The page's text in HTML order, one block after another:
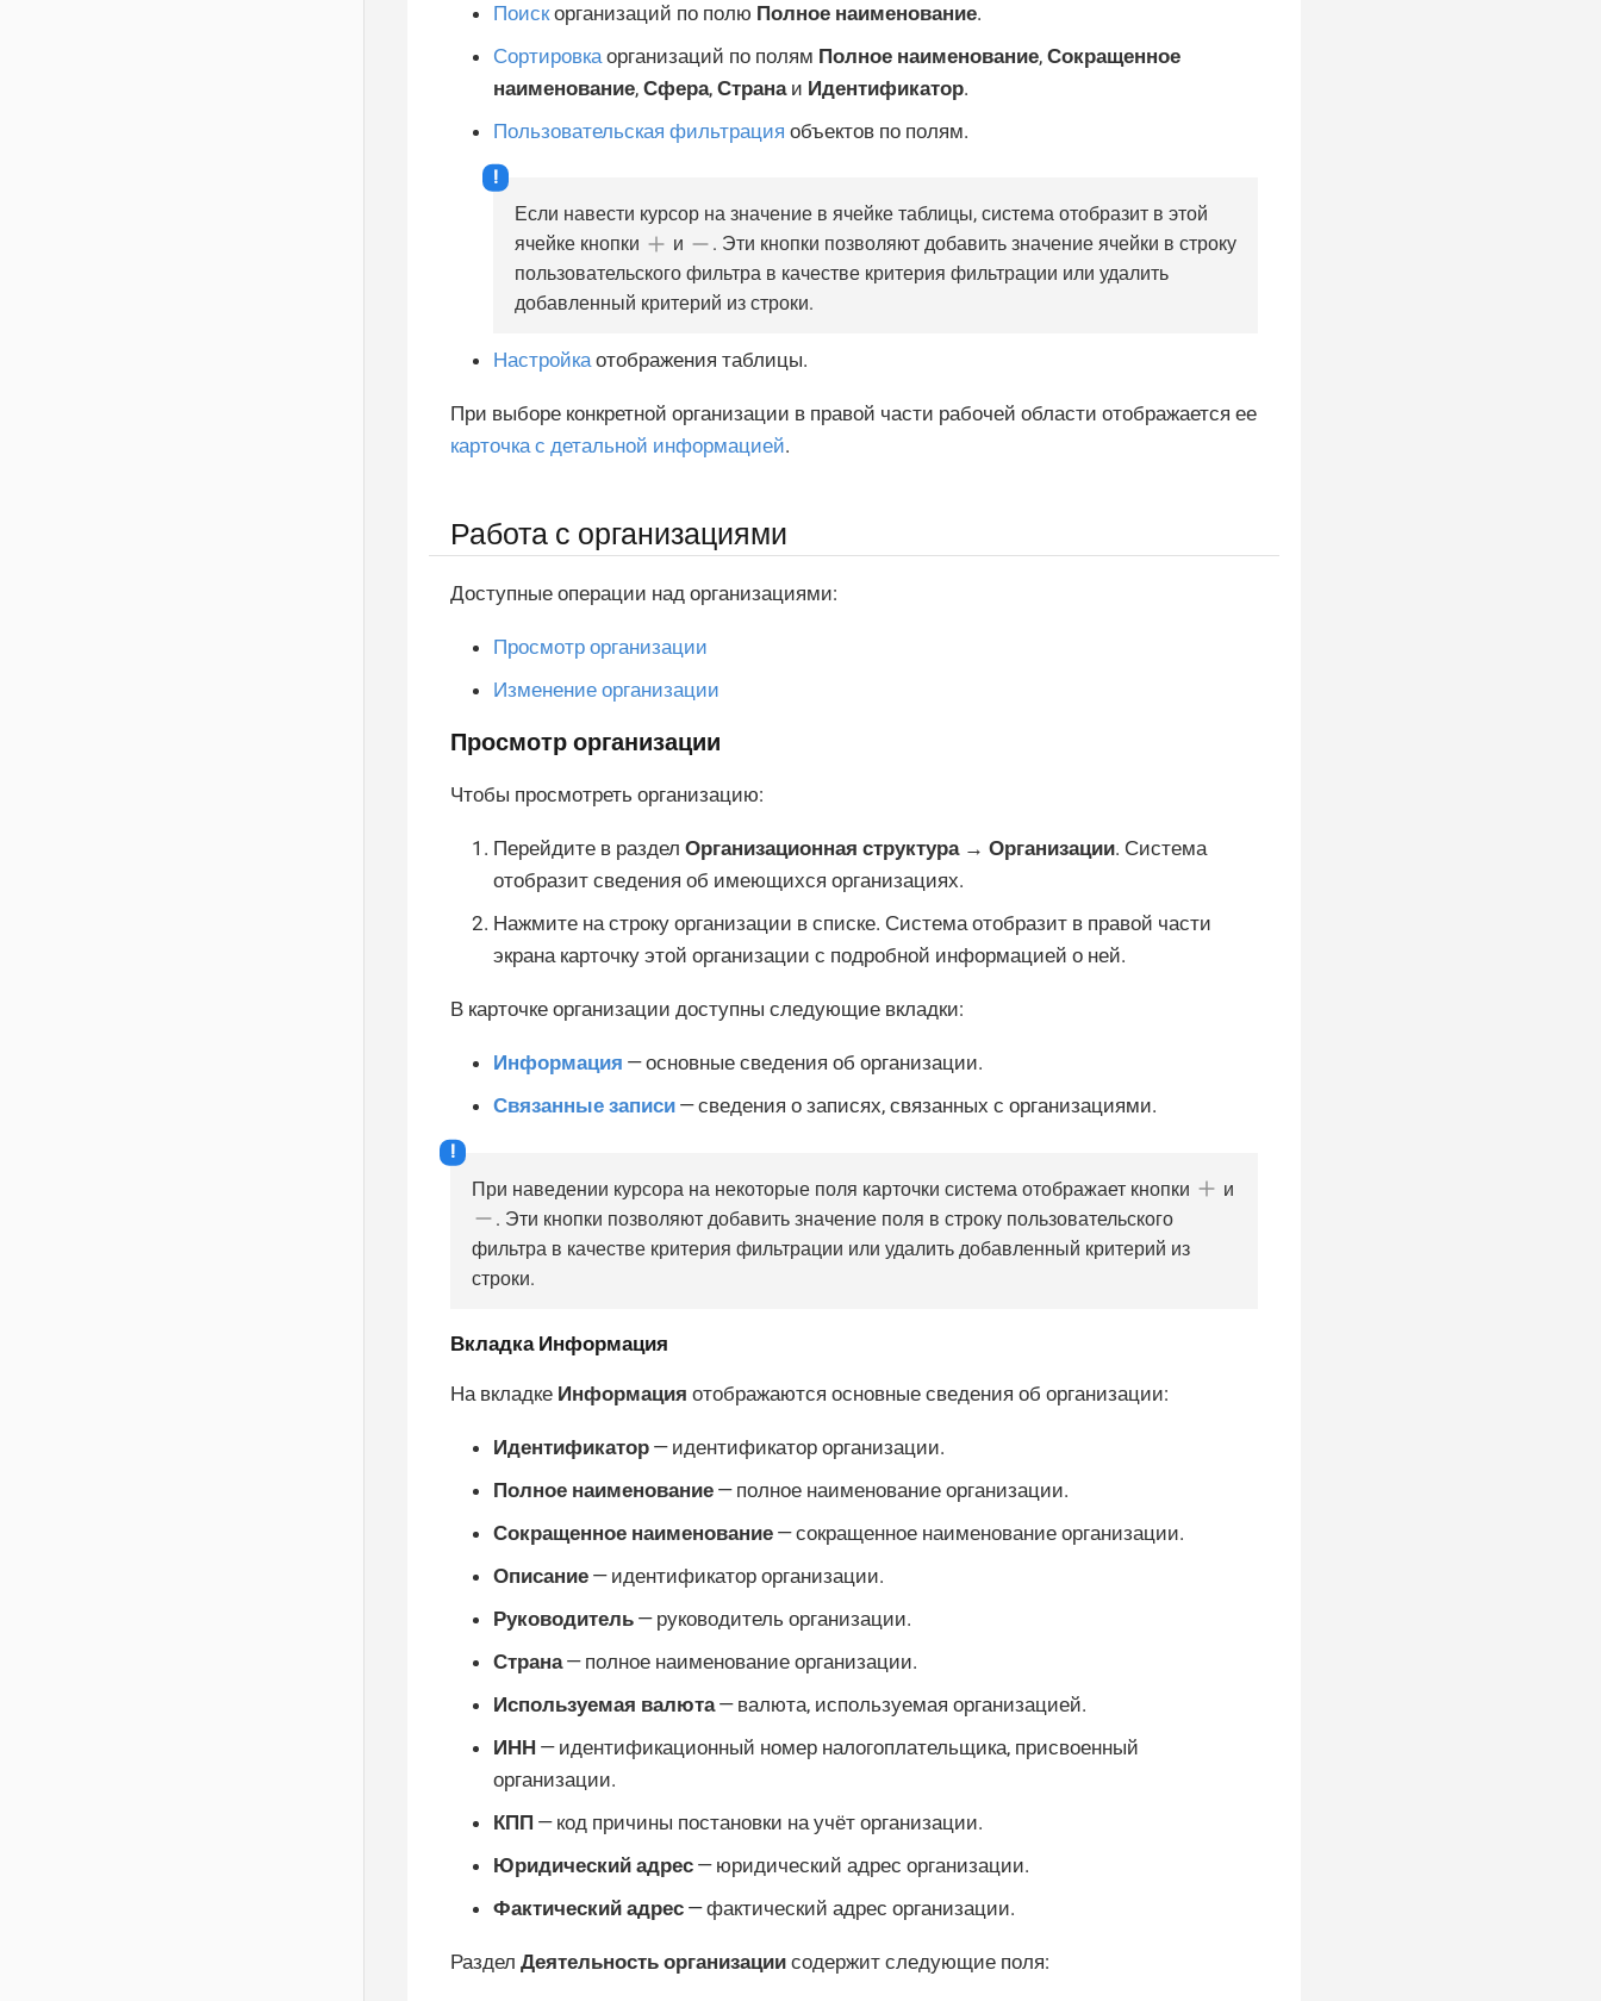
Поискорганизаций по полю Полное наименование.
Сортировкаорганизаций по полям Полное наименование, Сокращенное
наименование, Сфера, Странаи Идентификатор.
Пользовательская фильтрация объектов по полям.
Если навести курсор на значение в ячейке таблицы, система отобразит в этой
ячейке кнопки
и
. Эти кнопки позволяют добавить значение ячейки в строку
пользовательского фильтра в качестве критерия фильтрации или удалить
добавленный критерий из строки.
Настройкаотображения таблицы.
При выборе конкретной организации в правой части рабочей области отображается ее
карточка с детальной информацией.
Работа с организациями
Доступные операции над организациями:
Просмотр организации
Изменение организации
Просмотр организации
Чтобы просмотреть организацию:
Перейдите в раздел Организационная структура → Организации. Система
отобразит сведения об имеющихся организациях.
Нажмите на строку организации в списке. Система отобразит в правой части
экрана карточку этой организации с подробной информацией о ней.
В карточке организации доступны следующие вкладки:
Информация — основные сведения об организации.
Связанные записи — сведения о записях, связанных с организациями.
При наведении курсора на некоторые поля карточки система отображает кнопки
и
. Эти кнопки позволяют добавить значение поля в строку пользовательского
фильтра в качестве критерия фильтрации или удалить добавленный критерий из
строки.
Вкладка Информация
На вкладке Информация отображаются основные сведения об организации:
Идентификатор — идентификатор организации.
Полное наименование — полное наименование организации.
Сокращенное наименование — сокращенное наименование организации.
Описание — идентификатор организации.
Руководитель — руководитель организации.
Страна— полное наименование организации.
Используемая валюта— валюта, используемая организацией.
ИНН — идентификационный номер налогоплательщика, присвоенный
организации.
КПП — код причины постановки на учёт организации.
Юридический адрес — юридический адрес организации.
Фактический адрес — фактический адрес организации.
Раздел Деятельность организации содержит следующие поля: